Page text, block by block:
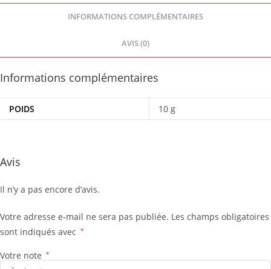
INFORMATIONS COMPLÉMENTAIRES
AVIS (0)
Informations complémentaires
POIDS 10 g
Avis
Il n’y a pas encore d’avis.
Votre adresse e-mail ne sera pas publiée. Les champs obligatoires
sont indiqués avec *
Votre note *